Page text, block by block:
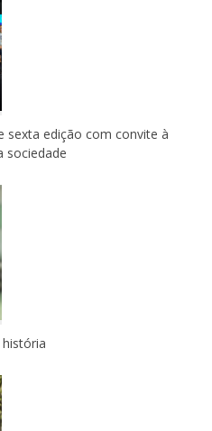
sexta edição com convite à
sociedade